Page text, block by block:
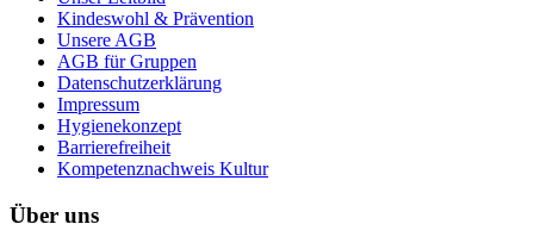
Kindeswohl & Prävention
Unsere AGB
AGB für Gruppen
Datenschutzerklärung
Impressum
Hygienekonzept
Barrierefreiheit
Kompetenznachweis Kultur
Über uns